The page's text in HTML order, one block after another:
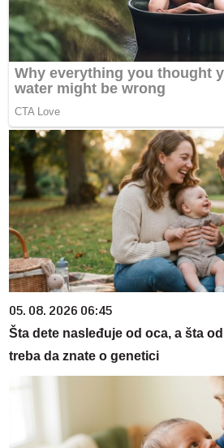
05. 08. 2026 06:45
Šta dete nasleđuje od oca, a šta
treba da znate o genetici